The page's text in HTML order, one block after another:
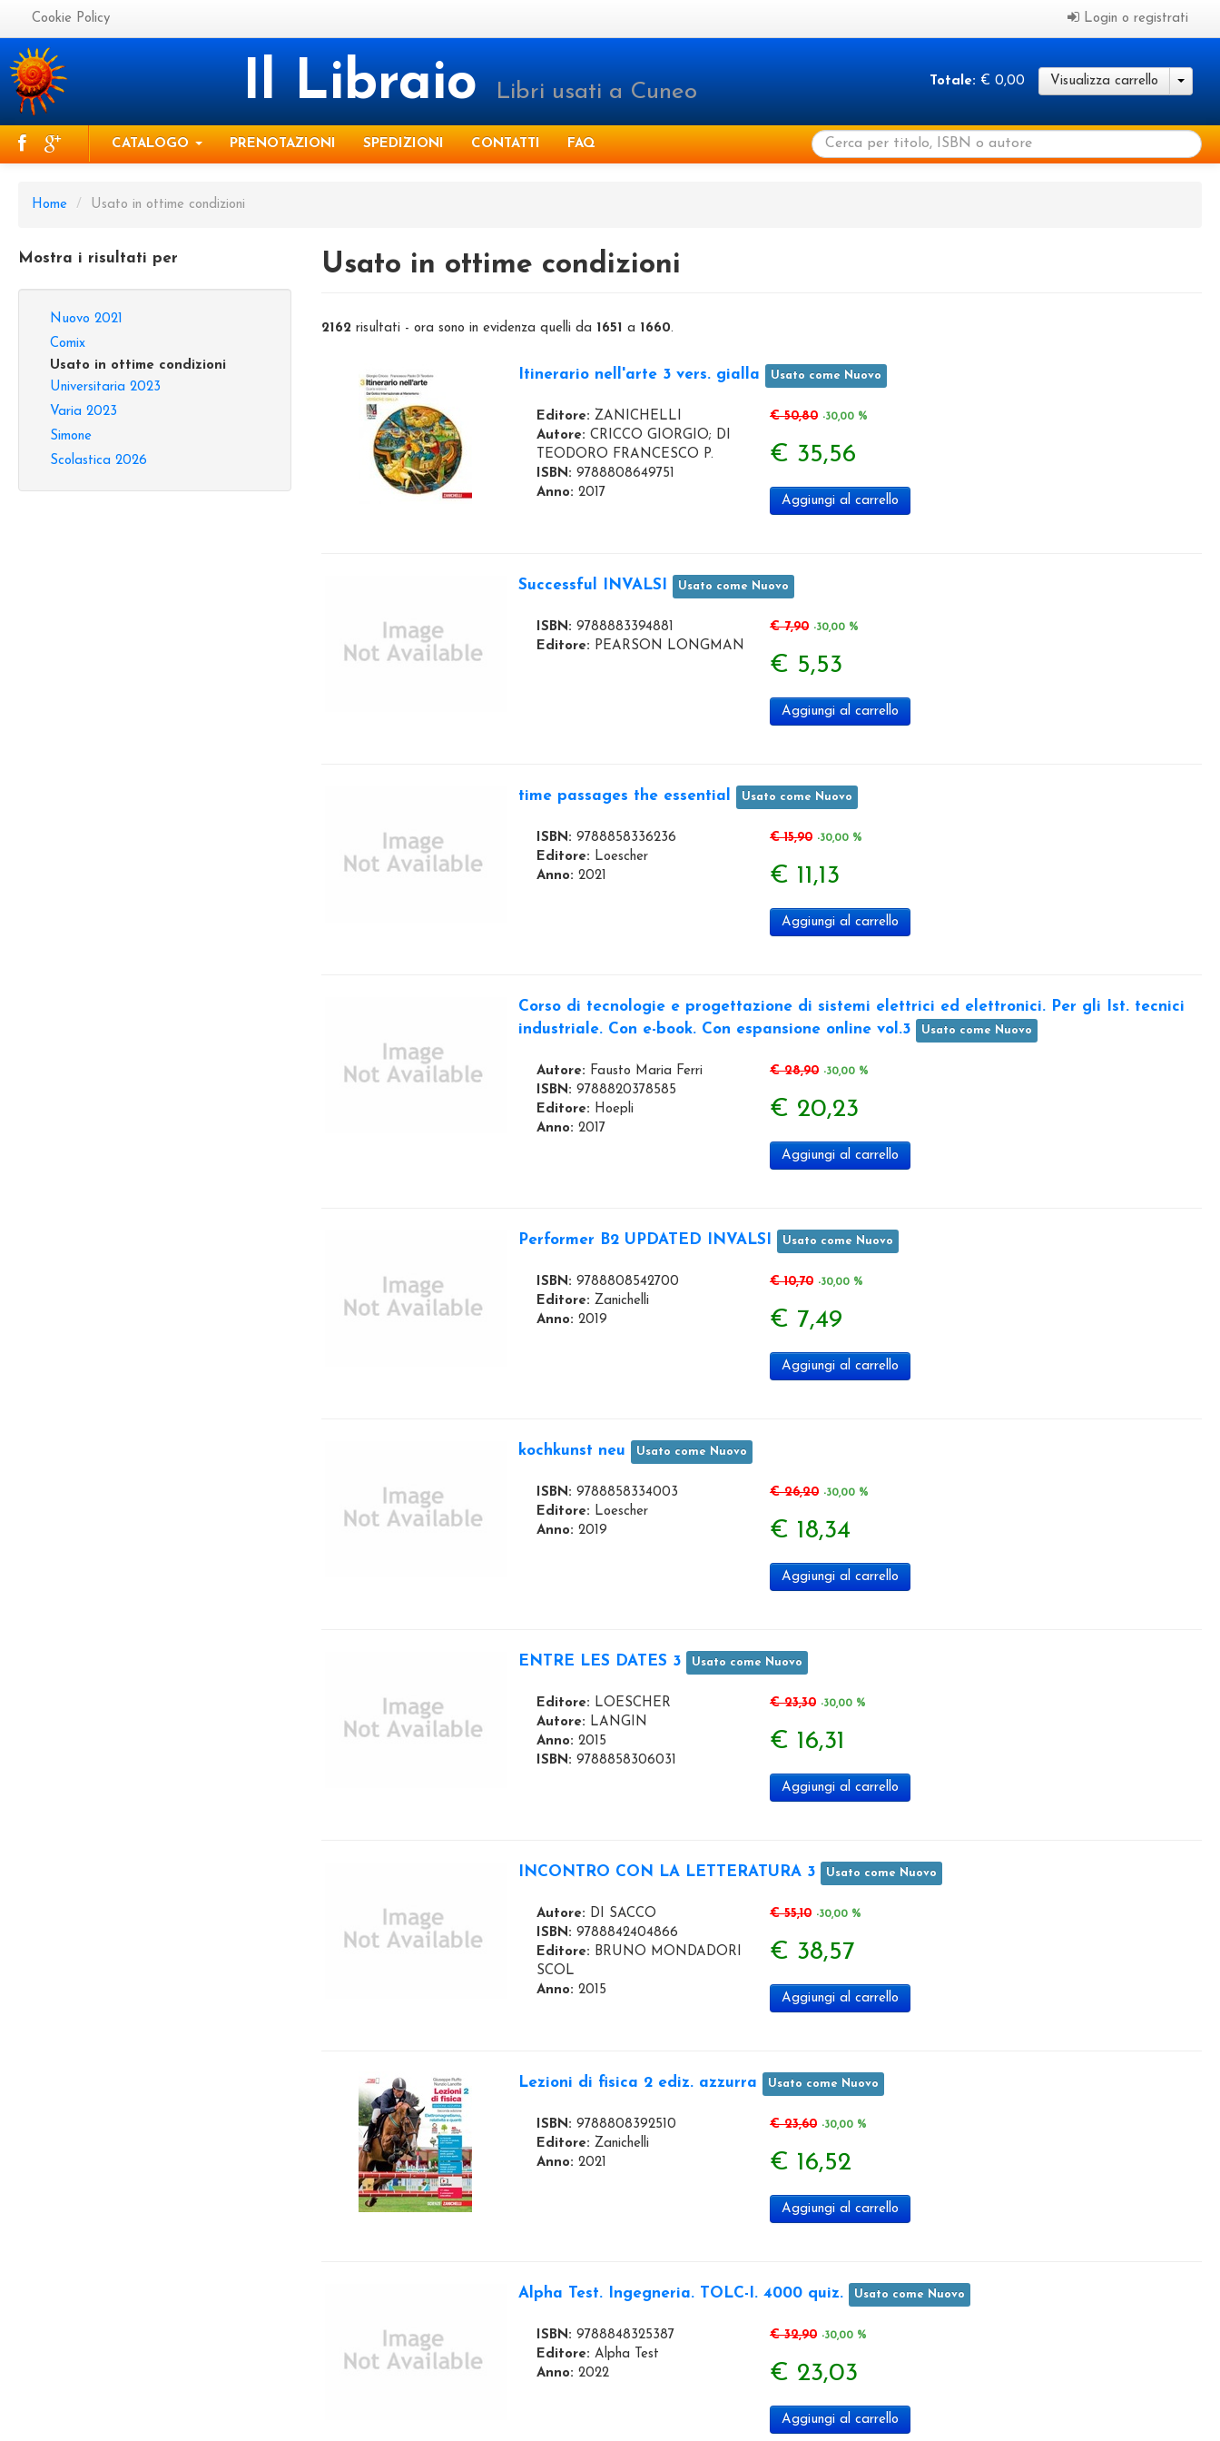
Cookie Policy Login o registrati
Il LibraioLibri usati a Cuneo Totale: € 0,00 Visualizza carrello
CATALOGO PRENOTAZIONI SPEDIZIONI CONTATTI FAQ
Home / Usato in ottime condizioni
Mostra i risultati per
Nuovo 2021
Comix
Usato in ottime condizioni
Universitaria 2023
Varia 2023
Simone
Scolastica 2026
Usato in ottime condizioni
2162 risultati - ora sono in evidenza quelli da 1651 a 1660.
Itinerario nell'arte 3 vers. gialla Usato come Nuovo
Editore: ZANICHELLI
Autore: CRICCO GIORGIO; DI
TEODORO FRANCESCO P.
ISBN: 9788808649751
Anno: 2017
€ 50,80 -30,00 %
€ 35,56
Aggiungi al carrello
Successful INVALSI Usato come Nuovo
ISBN: 9788883394881
Editore: PEARSON LONGMAN
€ 7,90 -30,00 %
€ 5,53
Aggiungi al carrello
time passages the essential Usato come Nuovo
ISBN: 9788858336236
Editore: Loescher
Anno: 2021
€ 15,90 -30,00 %
€ 11,13
Aggiungi al carrello
Corso di tecnologie e progettazione di sistemi elettrici ed elettronici. Per gli Ist. tecnici
industriale. Con e-book. Con espansione online vol.3
Usato come Nuovo
Autore: Fausto Maria Ferri
ISBN: 9788820378585
Editore: Hoepli
Anno: 2017
€ 28,90 -30,00 %
€ 20,23
Aggiungi al carrello
Performer B2 UPDATED INVALSI Usato come Nuovo
ISBN: 9788808542700
Editore: Zanichelli
Anno: 2019
€ 10,70 -30,00 %
€ 7,49
Aggiungi al carrello
kochkunst neu Usato come Nuovo
ISBN: 9788858334003
Editore: Loescher
Anno: 2019
€ 26,20 -30,00 %
€ 18,34
Aggiungi al carrello
ENTRE LES DATES 3 Usato come Nuovo
Editore: LOESCHER
Autore: LANGIN
Anno: 2015
ISBN: 9788858306031
€ 23,30 -30,00 %
€ 16,31
Aggiungi al carrello
INCONTRO CON LA LETTERATURA 3 Usato come Nuovo
Autore: DI SACCO
ISBN: 9788842404866
Editore: BRUNO MONDADORI
SCOL
Anno: 2015
€ 55,10 -30,00 %
€ 38,57
Aggiungi al carrello
Lezioni di fisica 2 ediz. azzurra Usato come Nuovo
ISBN: 9788808392510
Editore: Zanichelli
Anno: 2021
€ 23,60 -30,00 %
€ 16,52
Aggiungi al carrello
Alpha Test. Ingegneria. TOLC-I. 4000 quiz. Usato come Nuovo
ISBN: 9788848325387
Editore: Alpha Test
Anno: 2022
€ 32,90 -30,00 %
€ 23,03
Aggiungi al carrello